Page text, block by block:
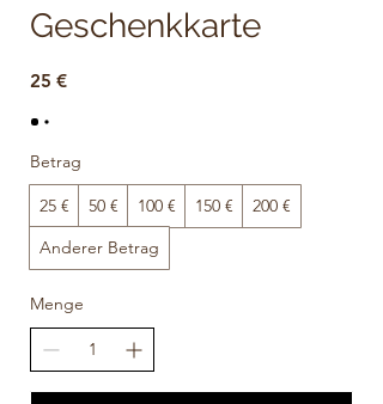
Geschenkkarte
25 €
Betrag
25 € 50 € 100 € 150 €
200 €
Anderer Betrag
Menge